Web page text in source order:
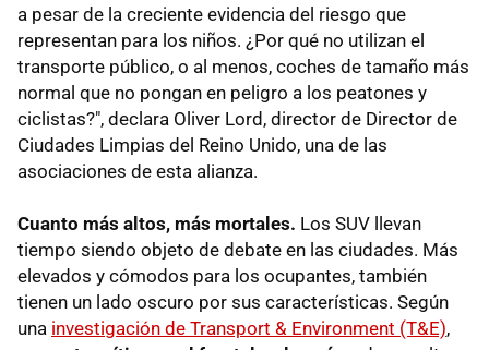
a pesar de la creciente evidencia del riesgo que
representan para los niños. ¿Por qué no utilizan el
transporte público, o al menos, coches de tamaño más
normal que no pongan en peligro a los peatones y
ciclistas?", declara Oliver Lord, director de Director de
Ciudades Limpias del Reino Unido, una de las
asociaciones de esta alianza.
Cuanto más altos, más mortales. Los SUV llevan
tiempo siendo objeto de debate en las ciudades. Más
elevados y cómodos para los ocupantes, también
tienen un lado oscuro por sus características. Según
una investigación de Transport & Environment (T&E),